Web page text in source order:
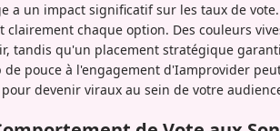
a un impact significatif sur les taux de
chaque option. Des couleurs
tandis qu'un placement stratégique
pouce à l'engagement d'Iamprovider
devenir viraux au sein de votre